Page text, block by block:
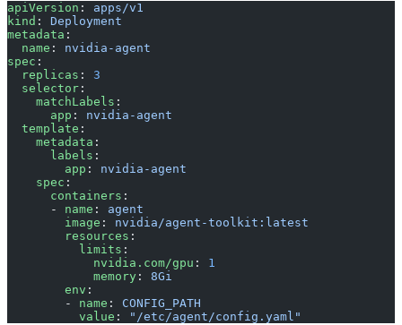
apiVersion : apps/v1
kind : Deployment
metadata :
  name
: nvidia-agent
spec :
  replicas
: 3
  selector
:
    matchLabels
:
      app
: nvidia-agent
  template
:
    metadata
:
      labels
:
        app
: nvidia-agent
    spec
:
      containers
:
      -
name : agent
        image
: nvidia/agent-toolkit:latest
        resources
:
          limits
:
            nvidia.com/gpu
: 1
            memory
: 8Gi
        env
:
        -
name : CONFIG_PATH
          value
: "/etc/agent/config.yaml"